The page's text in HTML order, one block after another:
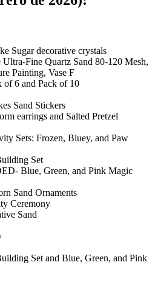
Sugar decorative crystals
Fine Quartz Sand 80-120 Mesh,
Painting, Vase F
of 6 and Pack of 10
Sand Stickers
earrings and Salted Pretzel
Sets: Frozen, Bluey, and Paw
Set
Blue, Green, and Pink Magic
Sand Ornaments
Ceremony
Sand
Set and Blue, Green, and Pink